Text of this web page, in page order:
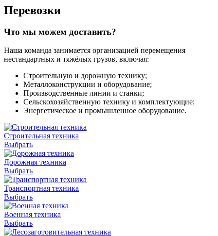
Перевозки
Что мы можем доставить?
Наша команда занимается организацией перемещения
нестандартных и тяжёлых грузов, включая:
Строительную и дорожную технику;
Металлоконструкции и оборудование;
Производственные линии и станки;
Сельскохозяйственную технику и комплектующие;
Энергетическое и промышленное оборудование.
Строительная техника
Выбрать
Дорожная техника
Выбрать
Транспортная техника
Выбрать
Военная техника
Выбрать